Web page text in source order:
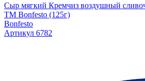
Сыр мягкий Кремчиз воздушный
ТМ Bonfesto (125г)
Bonfesto
Артикул 6782